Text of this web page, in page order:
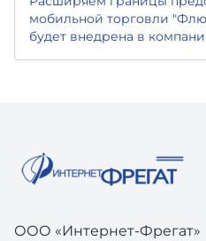
мобильной торговли
будет внедрена в
ООО «Интернет-Фрегат»